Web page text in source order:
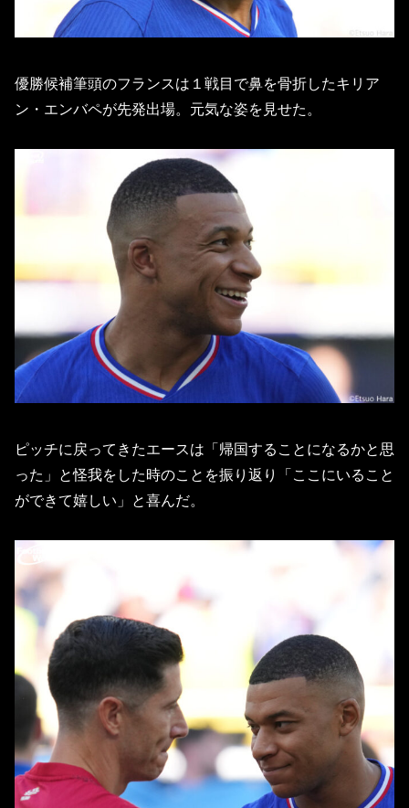
優勝候補筆頭のフランスは１戦目で鼻を骨折したキリア
ン・エンバペが先発出場。元気な姿を見せた。
ピッチに戻ってきたエースは「帰国することになるかと思
った」と怪我をした時のことを振り返り「ここにいること
ができて嬉しい」と喜んだ。